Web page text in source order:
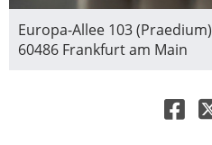
Europa-Allee 103 (Praedium)
60486 Frankfurt am Main